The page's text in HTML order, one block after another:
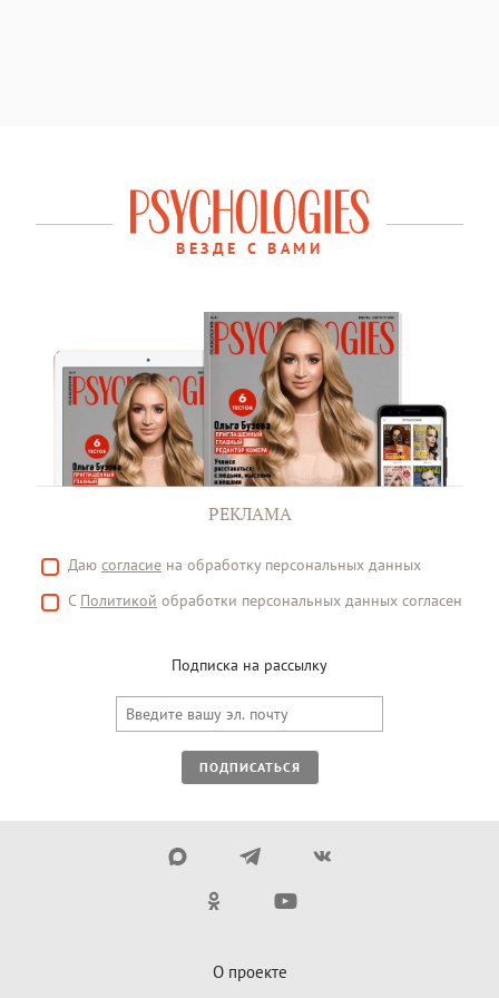
ВЕЗДЕ С ВАМИ
РЕКЛАМА
Даю согласие на обработку персональных данных
С Политикой обработки персональных данных согласен
Подписка на рассылку
ПОДПИСАТЬСЯ
О проекте